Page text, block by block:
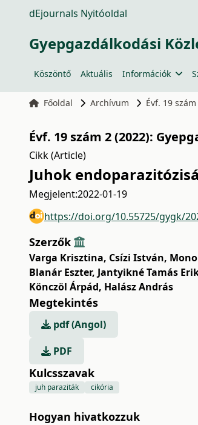
dEjournals Nyitóoldal
Gyepgazdálkodási
Köszöntő Aktuális Információk
Főoldal Archívum Évf. 19
Évf. 19 szám 2 (2022):
Cikk (Article)
Juhok
Megjelent:2022-01-19
https://doi.org/10.55725/gygk/
Szerzők
Varga Krisztina, Csízi István,
Blanár Eszter, Jantyikné Tamás
Könczöl Árpád, Halász András
Megtekintés
pdf (Angol)
PDF
Kulcsszavak
juh paraziták cikória
Hogyan hivatkozzuk